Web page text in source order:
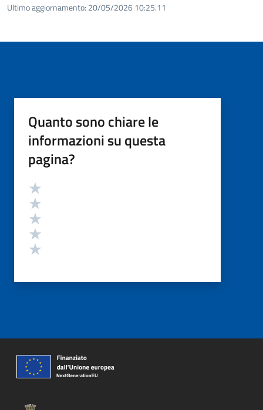
Ultimo aggiornamento: 20/05/2026 10:25.11
Quanto sono chiare le
informazioni su questa
pagina?
Valutazione